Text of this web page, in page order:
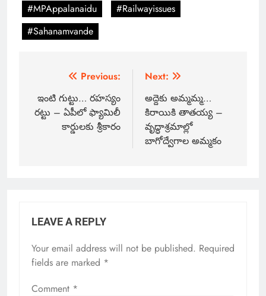
#MPAppalanaidu
#Railwayissues
#Sahanamvande
Previous:
ఇంటి గుట్టు… రహస్యం
రట్టు – ఏపీలో ఫ్యామిలీ
కార్డులకు శ్రీకారం
Next:
అద్దెకు అమ్మమ్మ…
కిరాయికి తాతయ్య –
వృద్ధాశ్రమాల్లో
బాగోద్వేగాల అమ్మకం
LEAVE A REPLY
Your email address will not be published. Required
fields are marked *
Comment *